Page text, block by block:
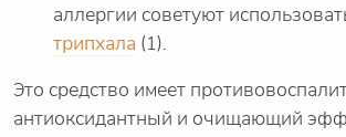
аллергии советуют
трипхала (1).
Это средство имеет
антиоксидантный и очищающий